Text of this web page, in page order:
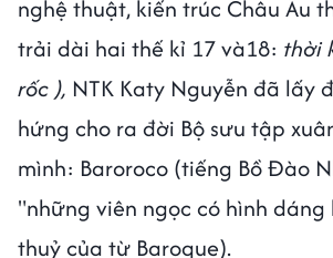
nghệ thuật, kiến trúc Châu Âu
trải dài hai thế kỉ 17 và18: thời
rốc ), NTK Katy Nguyễn đã lấy
hứng cho ra đời Bộ sưu tập
mình: Baroroco (tiếng Bồ Đào
"những viên ngọc có hình dáng
thuỷ của từ Baroque).